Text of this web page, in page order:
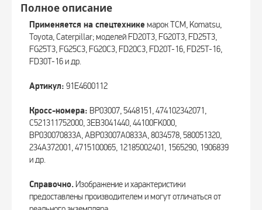
Полное описание
Применяется на спецтехнике марок TCM, Komatsu,
Toyota, Caterpillar; моделей FD20T3, FG20T3, FD25T3,
FG25T3, FG25C3, FG20C3, FD20C3, FD20T-16, FD25T-16,
FD30T-16 и др.
Артикул: 91E4600112
Кросс-номера: BP03007, 5448151, 474102342071,
C521311752000, 3EB3041440, 44100FK000,
BP030070833A, ABP03007A0833A, 8034578, 580051320,
234A372001, 4715100065, 12185002401, 1565290, 1906839
и др.
Справочно.Изображение и характеристики
предоставлены производителем и могут отличаться от